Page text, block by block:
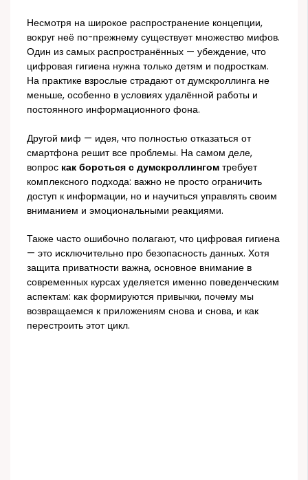
Несмотря на широкое распространение концепции,
вокруг неё по-прежнему существует множество мифов.
Один из самых распространённых — убеждение, что
цифровая гигиена нужна только детям и подросткам.
На практике взрослые страдают от думскроллинга не
меньше, особенно в условиях удалённой работы и
постоянного информационного фона.
Другой миф — идея, что полностью отказаться от
смартфона решит все проблемы. На самом деле,
вопрос как бороться с думскроллингом требует
комплексного подхода: важно не просто ограничить
доступ к информации, но и научиться управлять своим
вниманием и эмоциональными реакциями.
Также часто ошибочно полагают, что цифровая гигиена
— это исключительно про безопасность данных. Хотя
защита приватности важна, основное внимание в
современных курсах уделяется именно поведенческим
аспектам: как формируются привычки, почему мы
возвращаемся к приложениям снова и снова, и как
перестроить этот цикл.